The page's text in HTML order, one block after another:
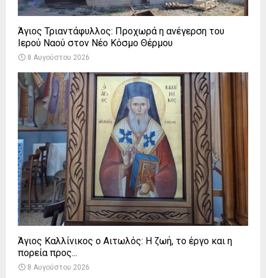
Άγιος Τριαντάφυλλος: Προχωρά η ανέγερση του
Ιερού Ναού στον Νέο Κόσμο Θέρμου
8 Αυγούστου 2026
Άγιος Καλλίνικος ο Αιτωλός: Η ζωή, το έργο και η
πορεία προς...
8 Αυγούστου 2026